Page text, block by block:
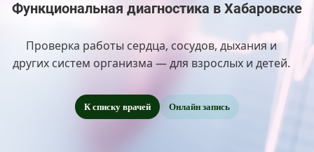
Функциональная диагностика в Хабаровске
Проверка работы сердца, сосудов, дыхания и
других систем организма — для взрослых и детей.
К списку врачей Онлайн запись